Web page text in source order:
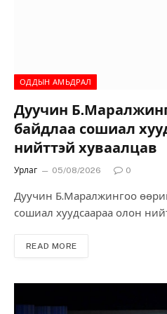
ОДДЫН АМЬДРАЛ
Дуучин
байдлаа сошиал
нийттэй хуваалцав
Урлаг 05/08/2026 0
Дуучин Б.Маралжингоо
сошиал хуудсаараа олон
мэндийн асуудлууд их байх
READ MORE